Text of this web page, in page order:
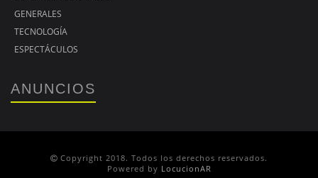
GENERALES
TECNOLOGÍA
ESPECTÁCULOS
ANUNCIOS
Copyright 2018. Todos los derechos reservados.
Powered by LocucionAR